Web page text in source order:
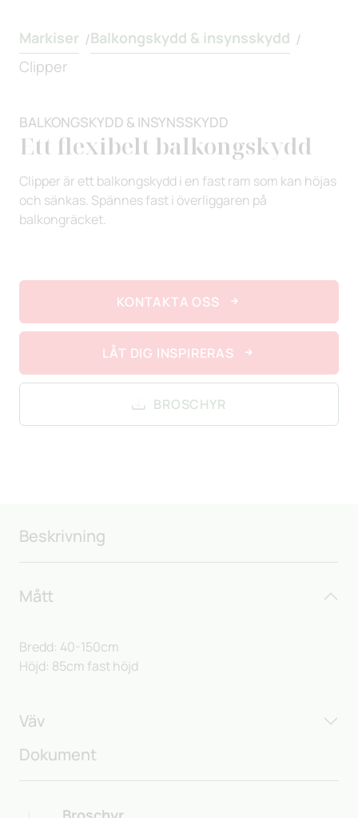
Markiser /Balkongskydd & insynsskydd /
Clipper
BALKONGSKYDD & INSYNSSKYDD
Ett flexibelt balkongskydd
Clipper är ett balkongskydd i en fast ram som kan höjas
och sänkas. Spännes fast i överliggaren på
balkongräcket.
KONTAKTA OSS
LÅT DIG INSPIRERAS
BROSCHYR
Beskrivning
Mått
Bredd: 40-150cm
Höjd: 85cm fast höjd
Väv
Dokument